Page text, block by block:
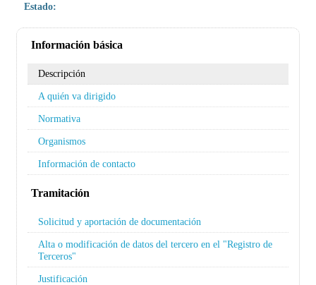
Estado:
Información básica
Descripción
A quién va dirigido
Normativa
Organismos
Información de contacto
Tramitación
Solicitud y aportación de documentación
Alta o modificación de datos del tercero en el "Registro de
Terceros"
Justificación